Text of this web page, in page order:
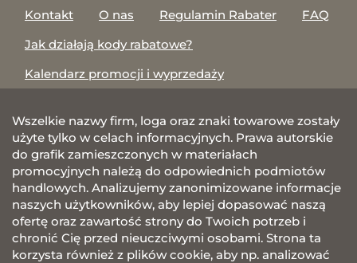
Kontakt
O nas Regulamin Rabater
FAQ
Jak działają kody rabatowe?
Kalendarz promocji i wyprzedaży
Wszelkie nazwy firm, loga oraz znaki towarowe zostały
użyte tylko w celach informacyjnych. Prawa autorskie
do grafik zamieszczonych w materiałach
promocyjnych należą do odpowiednich podmiotów
handlowych. Analizujemy zanonimizowane informacje
naszych użytkowników, aby lepiej dopasować naszą
ofertę oraz zawartość strony do Twoich potrzeb i
chronić Cię przed nieuczciwymi osobami. Strona ta
korzysta również z plików cookie, aby np. analizować